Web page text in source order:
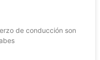
de conducción son